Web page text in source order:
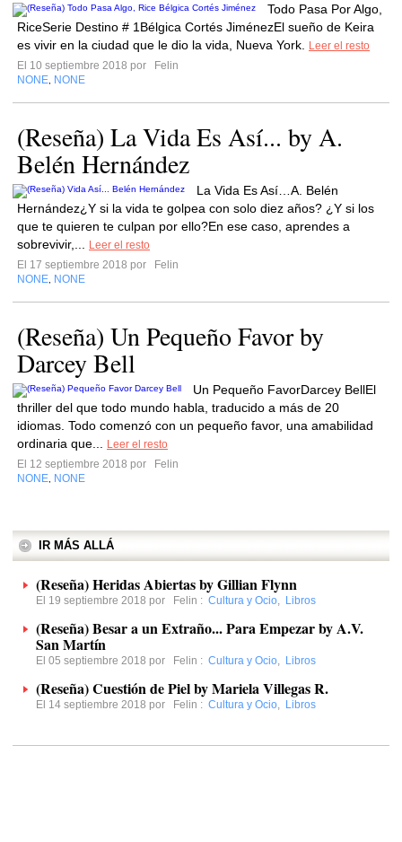
Todo Pasa Por Algo,
RiceSerie Destino # 1Bélgica Cortés JiménezEl sueño de Keira
es vivir en la ciudad que le dio la vida, Nueva York.
Leer el resto
El 10 septiembre 2018 por
Felin
NONE NONE
(Reseña) La Vida Es Así... by A.
Belén Hernández
La Vida Es Así…A. Belén
Hernández¿Y si la vida te golpea con solo diez años? ¿Y si los
que te quieren te culpan por ello?En ese caso, aprendes a
sobrevivir,...
Leer el resto
El 17 septiembre 2018 por
Felin
NONE NONE
(Reseña) Un Pequeño Favor by
Darcey Bell
Un Pequeño FavorDarcey BellEl
thriller del que todo mundo habla, traducido a más de 20
idiomas. Todo comenzó con un pequeño favor, una amabilidad
ordinaria que...
Leer el resto
El 12 septiembre 2018 por
Felin
NONE NONE
IR MÁS ALLÁ
(Reseña) Heridas Abiertas by Gillian Flynn
El 19 septiembre 2018 por Felin : Cultura y Ocio, Libros
(Reseña) Besar a un Extraño... Para Empezar by A.V.
San Martín
El 05 septiembre 2018 por Felin : Cultura y Ocio, Libros
(Reseña) Cuestión de Piel by Mariela Villegas R.
El 14 septiembre 2018 por Felin : Cultura y Ocio, Libros